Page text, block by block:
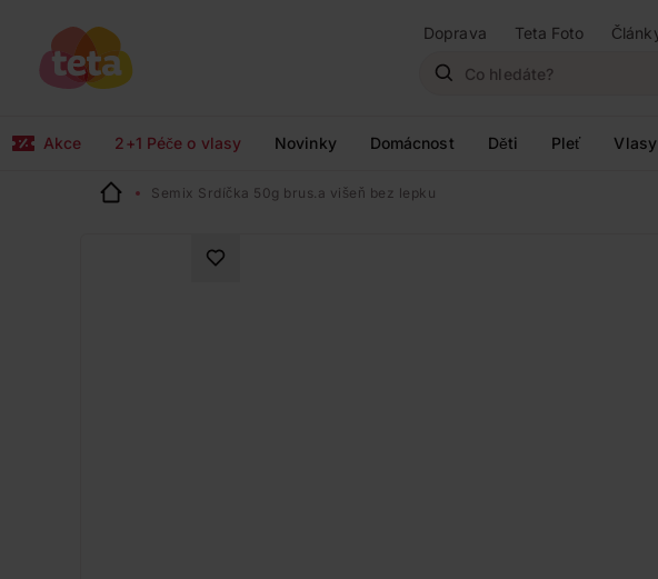
Doprava Teta Foto
Akce 2+1 Péče o vlasy Novinky Domácnost Děti Pleť Vlasy
Semix Srdíčka 50g brus.a višeň bez lepku